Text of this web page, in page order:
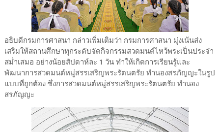
อธิบดีกรมการศาสนา กล่าวเพิ่มเติมว่า กรมการศาสนา มุ่งเน้นส่ง
เสริมให้สถานศึกษาทุกระดับจัดกิจกรรมสวดมนต์ไหว้พระเป็นประจำ
สม่ำเสมอ อย่างน้อยสัปดาห์ละ 1 วัน ทำให้เกิดการเรียนรู้และ
พัฒนาการสวดมนต์หมู่สรรเสริญพระรัตนตรัย ทำนองสรภัญญะในรูป
แบบที่ถูกต้อง ซึ่งการสวดมนต์หมู่สรรเสริญพระรัตนตรัย ทำนอง
สรภัญญะ